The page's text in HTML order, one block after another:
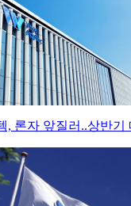
, 론자 앞질러..상반기